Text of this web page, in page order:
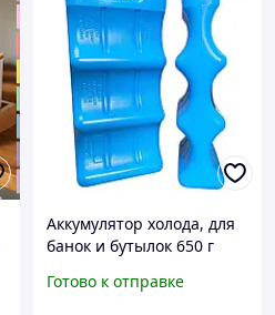
Аккумулятор холода, для
банок и бутылок 650 г
Готово к отправке